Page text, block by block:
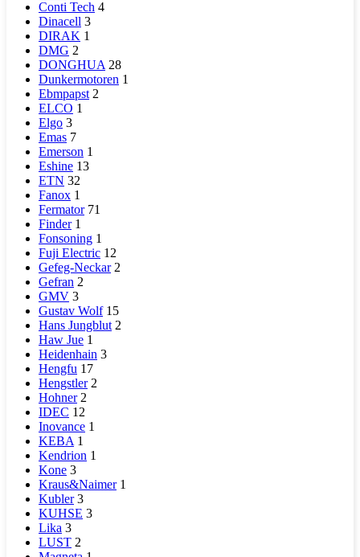
Conti Tech 4
Dinacell 3
DIRAK 1
DMG 2
DONGHUA 28
Dunkermotoren 1
Ebmpapst 2
ELCO 1
Elgo 3
Emas 7
Emerson 1
Eshine 13
ETN 32
Fanox 1
Fermator 71
Finder 1
Fonsoning 1
Fuji Electric 12
Gefeg-Neckar 2
Gefran 2
GMV 3
Gustav Wolf 15
Hans Jungblut 2
Haw Jue 1
Heidenhain 3
Hengfu 17
Hengstler 2
Hohner 2
IDEC 12
Inovance 1
KEBA 1
Kendrion 1
Kone 3
Kraus&Naimer 1
Kubler 3
KUHSE 3
Lika 3
LUST 2